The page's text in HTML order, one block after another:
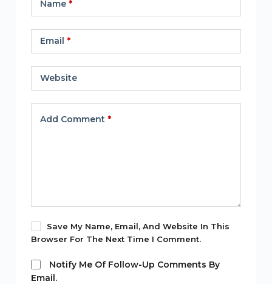
Name*
Email *
Website
Add Comment *
Save My Name, Email, And Website In This
Browser For The Next Time I Comment.
Notify Me Of Follow-Up Comments By
Email.